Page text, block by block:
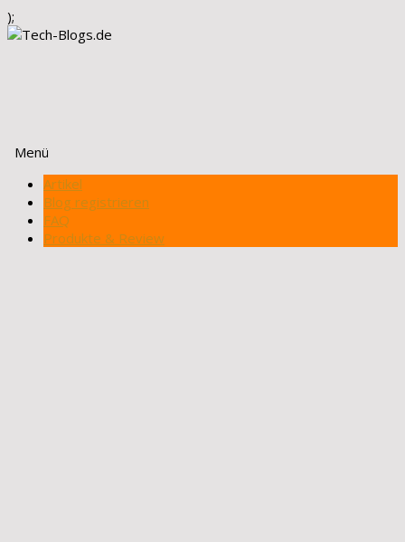
);
Menü
Zum
Inhalt
springen
Artikel
Blog registrieren
FAQ
Produkte & Review